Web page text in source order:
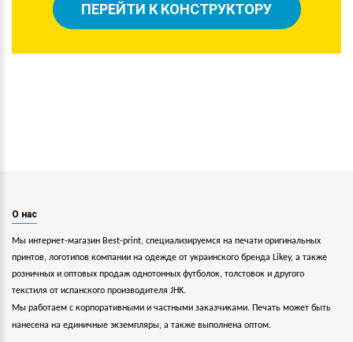
ПЕРЕЙТИ К КОНСТРУКТОРУ
О нас
Мы интернет-магазин Best-print, специализируемся на печати оригинальных
принтов, логотипов компании на одежде от украинского бренда Likey, а также
розничных и оптовых продаж однотонных футболок, толстовок и другого
текстиля от испанского производителя JHK.
Мы работаем с корпоративными и частными заказчиками. Печать может быть
нанесена на единичные экземпляры, а также выполнена оптом.